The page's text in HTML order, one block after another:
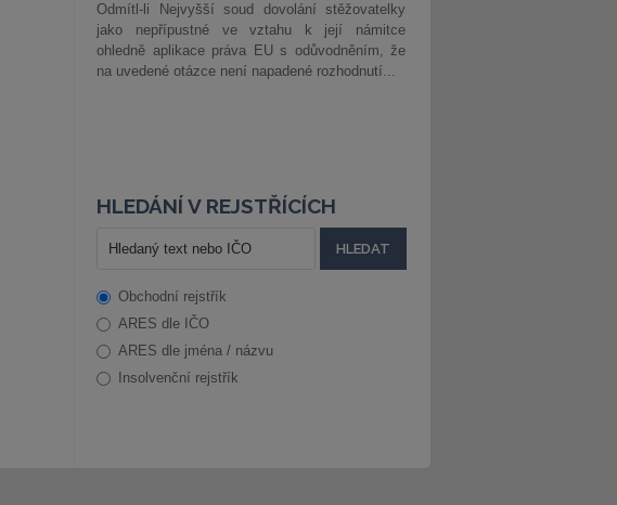
Odmítl-li Nejvyšší soud dovolání stěžovatelky
jako nepřípustné ve vztahu k její námitce
ohledně aplikace práva EU s odůvodněním, že
na uvedené otázce není napadené rozhodnutí...
HLEDÁNÍ V REJSTŘÍCÍCH
Obchodní rejstřík
ARES dle IČO
ARES dle jména / názvu
Insolvenční rejstřík